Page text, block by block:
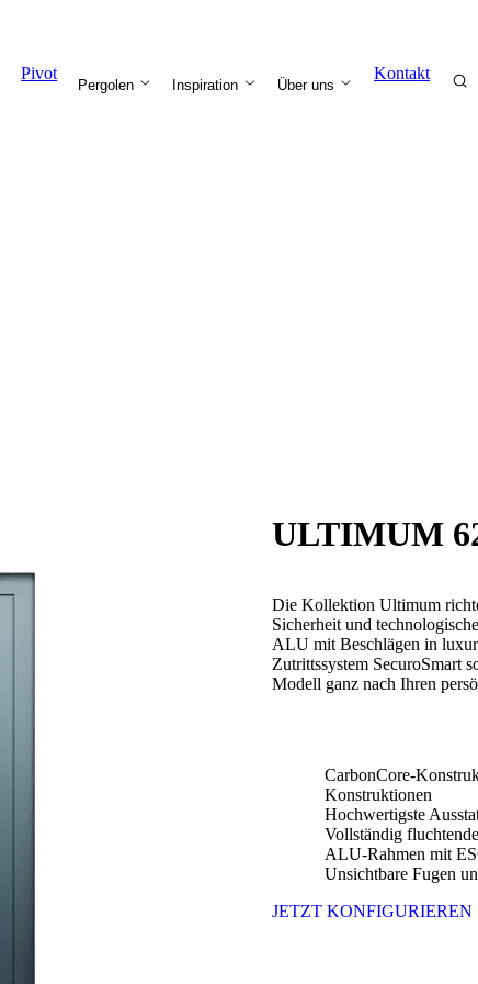
Pivot
Pergolen Inspiration Über uns
Kontakt
ULTIMUM
Die Kollektion Ultimum
Sicherheit und
ALU mit Beschlägen in
Zutrittssystem SecuroSmart
Modell ganz nach Ihren
CarbonCore-
Konstruktionen
Hochwertigste
Vollständig
ALU-Rahmen mit
Unsichtbare Fugen
JETZT KONFIGURIEREN